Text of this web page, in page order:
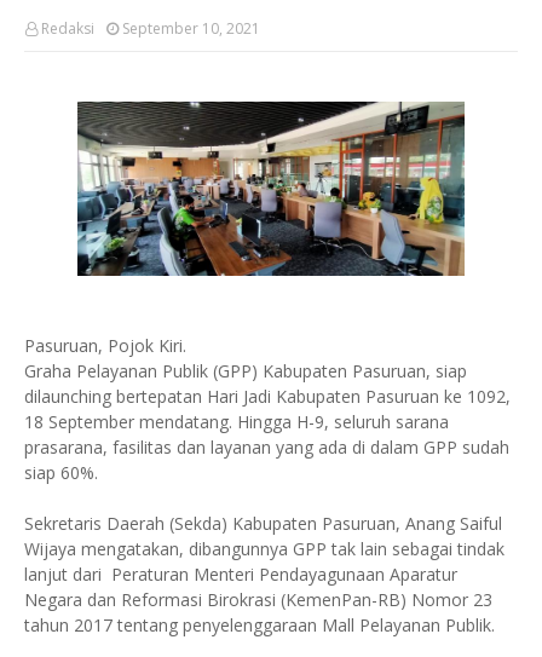
Redaksi September 10, 2021
Pasuruan, Pojok Kiri.
Graha Pelayanan Publik (GPP) Kabupaten Pasuruan, siap
dilaunching bertepatan Hari Jadi Kabupaten Pasuruan ke 1092,
18 September mendatang. Hingga H-9, seluruh sarana
prasarana, fasilitas dan layanan yang ada di dalam GPP sudah
siap 60%.
Sekretaris Daerah (Sekda) Kabupaten Pasuruan, Anang Saiful
Wijaya mengatakan, dibangunnya GPP tak lain sebagai tindak
lanjut dari Peraturan Menteri Pendayagunaan Aparatur
Negara dan Reformasi Birokrasi (KemenPan-RB) Nomor 23
tahun 2017 tentang penyelenggaraan Mall Pelayanan Publik.